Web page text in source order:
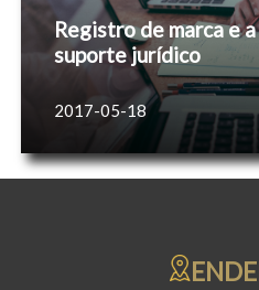
Registro de marca e
suporte jurídico
2017-05-18